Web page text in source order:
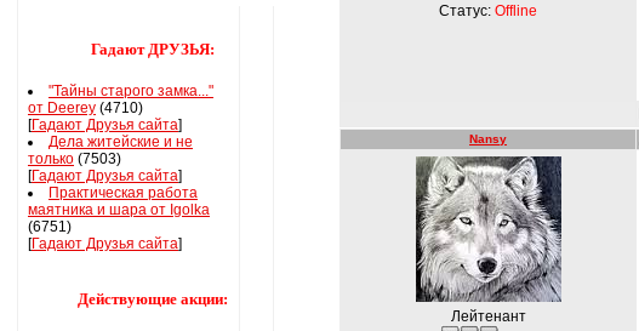
Гадают ДРУЗЬЯ:
"Тайны старого замка..."
от Deerey (4710)
[Гадают Друзья сайта]
Дела житейские и не
только (7503)
[Гадают Друзья сайта]
Практическая работа
маятника и шара от Igolka
(6751)
[Гадают Друзья сайта]
Действующие акции:
Статус: Offline
Nansy
Лейтенант